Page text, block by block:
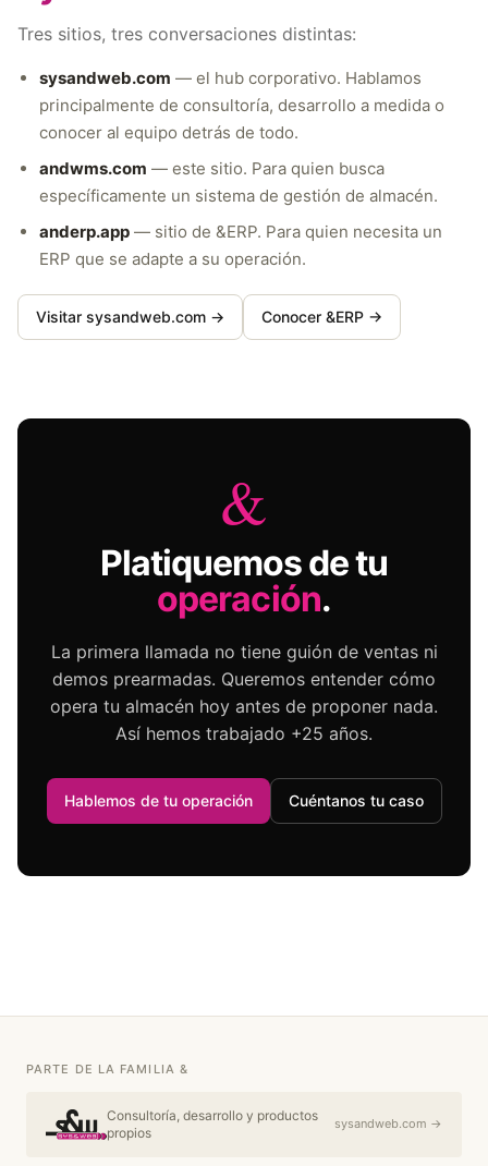
Tres sitios, tres conversaciones distintas:
sysandweb.com — el hub corporativo. Hablamos
principalmente de consultoría, desarrollo a medida o
conocer al equipo detrás de todo.
andwms.com — este sitio. Para quien busca
específicamente un sistema de gestión de almacén.
anderp.app — sitio de &ERP. Para quien necesita un
ERP que se adapte a su operación.
Visitar sysandweb.com → Conocer &ERP →
&
Platiquemos de tu
operación.
La primera llamada no tiene guión de ventas ni
demos prearmadas. Queremos entender cómo
opera tu almacén hoy antes de proponer nada.
Así hemos trabajado +25 años.
Hablemos de tu operación Cuéntanos tu caso
PARTE DE LA FAMILIA &
Consultoría, desarrollo y productos
propios
sysandweb.com →